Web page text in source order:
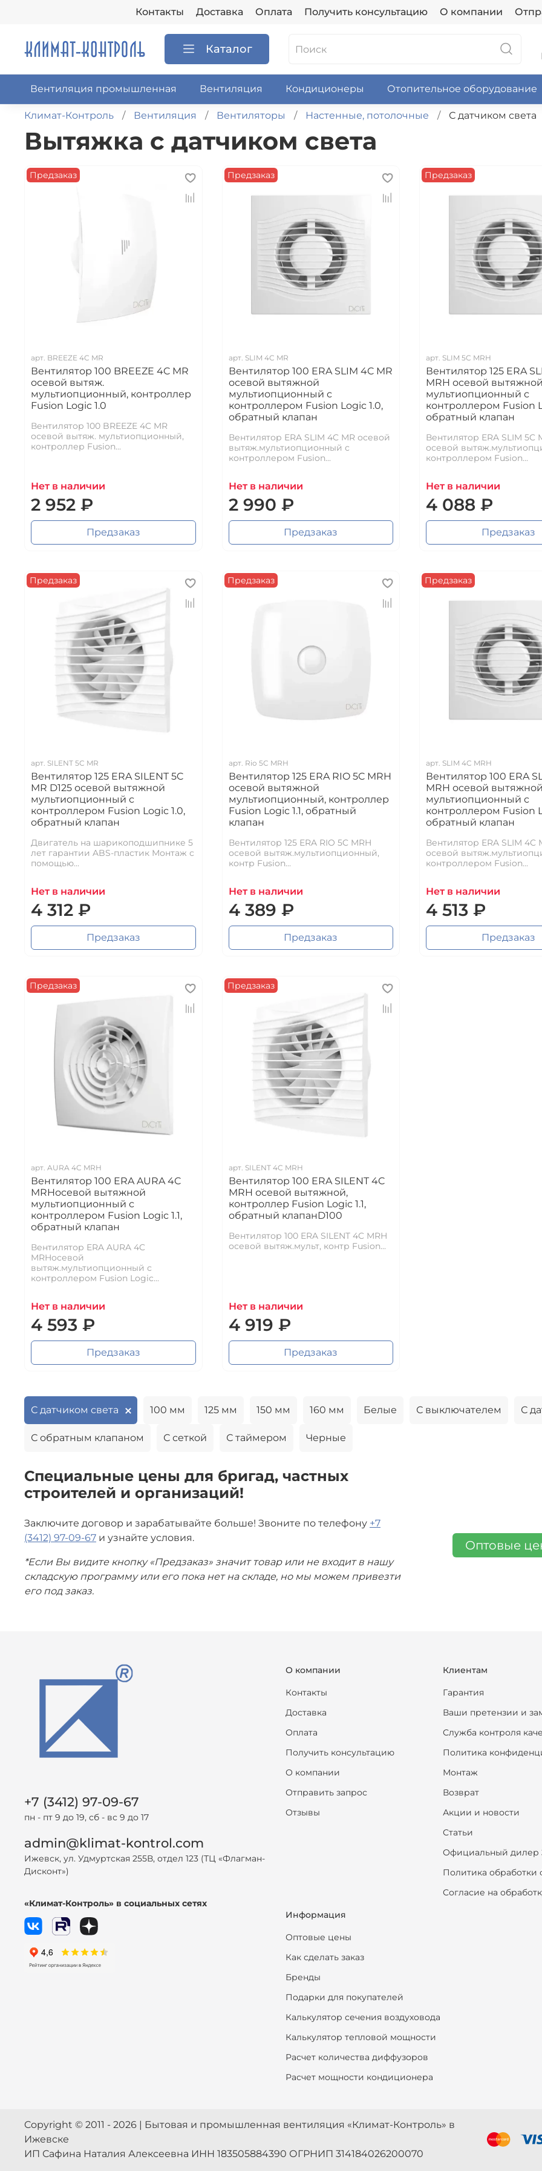
Контакты Доставка Оплата Получить консультацию О компании
Каталог
Вентиляция промышленная Вентиляция Кондиционеры Отопительное оборудование
Климат-Контроль Вентиляция Вентиляторы Настенные, потолочные С датчиком света
Вытяжка с датчиком света
Предзаказ
арт. BREEZE 4C MR
Вентилятор 100 BREEZE 4C MR
осевой вытяж.
мультиопционный, контроллер
Fusion Logic 1.0
Вентилятор 100 BREEZE 4C MR
осевой вытяж. мультиопционный,
контроллер Fusion...
Нет в наличии
2 952 ₽
Предзаказ
Предзаказ
арт. SLIM 4C MR
Вентилятор 100 ERA SLIM 4C MR
осевой вытяжной
мультиопционный с
контроллером Fusion Logic 1.0,
обратный клапан
Вентилятор ERA SLIM 4C MR осевой
вытяж.мультиопционный с
контроллером Fusion...
Нет в наличии
2 990 ₽
Предзаказ
Предзаказ
арт. SLIM 5C MRH
Вентилятор 125 ERA
MRH осевой вытяжной
мультиопционный с
контроллером Fusion
обратный клапан
Вентилятор ERA SLIM 5C
осевой
контроллером Fusion...
Нет в наличии
4 088 ₽
Предзаказ
Предзаказ
арт. SILENT 5C MR
Вентилятор 125 ERA SILENT 5C
MR D125 осевой вытяжной
мультиопционный с
контроллером Fusion Logic 1.0,
обратный клапан
Двигатель на шарикоподшипнике 5
лет гарантии ABS-пластик Монтаж с
помощью...
Нет в наличии
4 312 ₽
Предзаказ
Предзаказ
арт. Rio 5C MRH
Вентилятор 125 ERA RIO 5C MRH
осевой вытяжной
мультиопционный, контроллер
Fusion Logic 1.1, обратный
клапан
Вентилятор 125 ERA RIO 5C MRH
осевой вытяж.мультиопционный,
контр Fusion...
Нет в наличии
4 389 ₽
Предзаказ
Предзаказ
арт. SLIM 4C MRH
Вентилятор 100 ERA
MRH осевой вытяжной
мультиопционный с
контроллером Fusion
обратный клапан
Вентилятор ERA SLIM 4C
осевой
контроллером Fusion...
Нет в наличии
4 513 ₽
Предзаказ
Предзаказ
арт. AURA 4C MRH
Вентилятор 100 ERA AURA 4C
MRHосевой вытяжной
мультиопционный с
контроллером Fusion Logic 1.1,
обратный клапан
Вентилятор ERA AURA 4C
MRHосевой
вытяж.мультиопционный с
контроллером Fusion Logic...
Нет в наличии
4 593 ₽
Предзаказ
Предзаказ
арт. SILENT 4C MRH
Вентилятор 100 ERA SILENT 4C
MRH осевой вытяжной,
контроллер Fusion Logic 1.1,
обратный клапанD100
Вентилятор 100 ERA SILENT 4C MRH
осевой вытяж.мульт, контр Fusion...
Нет в наличии
4 919 ₽
Предзаказ
С датчиком света 100 мм 125 мм 150 мм 160 мм Белые С выключателем С
С обратным клапаном С сеткой С таймером Черные
Специальные цены для бригад, частных
строителей и организаций!
Заключите договор и зарабатывайте больше! Звоните по телефону +7
(3412) 97-09-67 и узнайте условия.
*Если Вы видите кнопку «Предзаказ» значит товар или не входит в нашу
складскую программу или его пока нет на складе, но мы можем привезти
его под заказ.
Оптовые
О компании
Контакты
Доставка
Оплата
Получить консультацию
О компании
Отправить запрос
Отзывы
Клиентам
Гарантия
Ваши претензии и
Служба контроля
Политика
Монтаж
Возврат
Акции и новости
Статьи
Официальный дилер
Политика обработки
Согласие на
Информация
Оптовые цены
Как сделать заказ
Бренды
Подарки для покупателей
Калькулятор сечения воздуховода
Калькулятор тепловой мощности
Расчет количества диффузоров
Расчет мощности кондиционера
+7 (3412) 97-09-67
пн - пт 9 до 19, сб - вс 9 до 17
admin@klimat-kontrol.com
Ижевск, ул. Удмуртская 255В, отдел 123 (ТЦ «Флагман-
Дисконт»)
«Климат-Контроль» в социальных сетях
Copyright © 2011 - 2026 | Бытовая и промышленная вентиляция «Климат-Контроль» в
Ижевске
ИП Сафина Наталия Алексеевна ИНН 183505884390 ОГРНИП 314184026200070